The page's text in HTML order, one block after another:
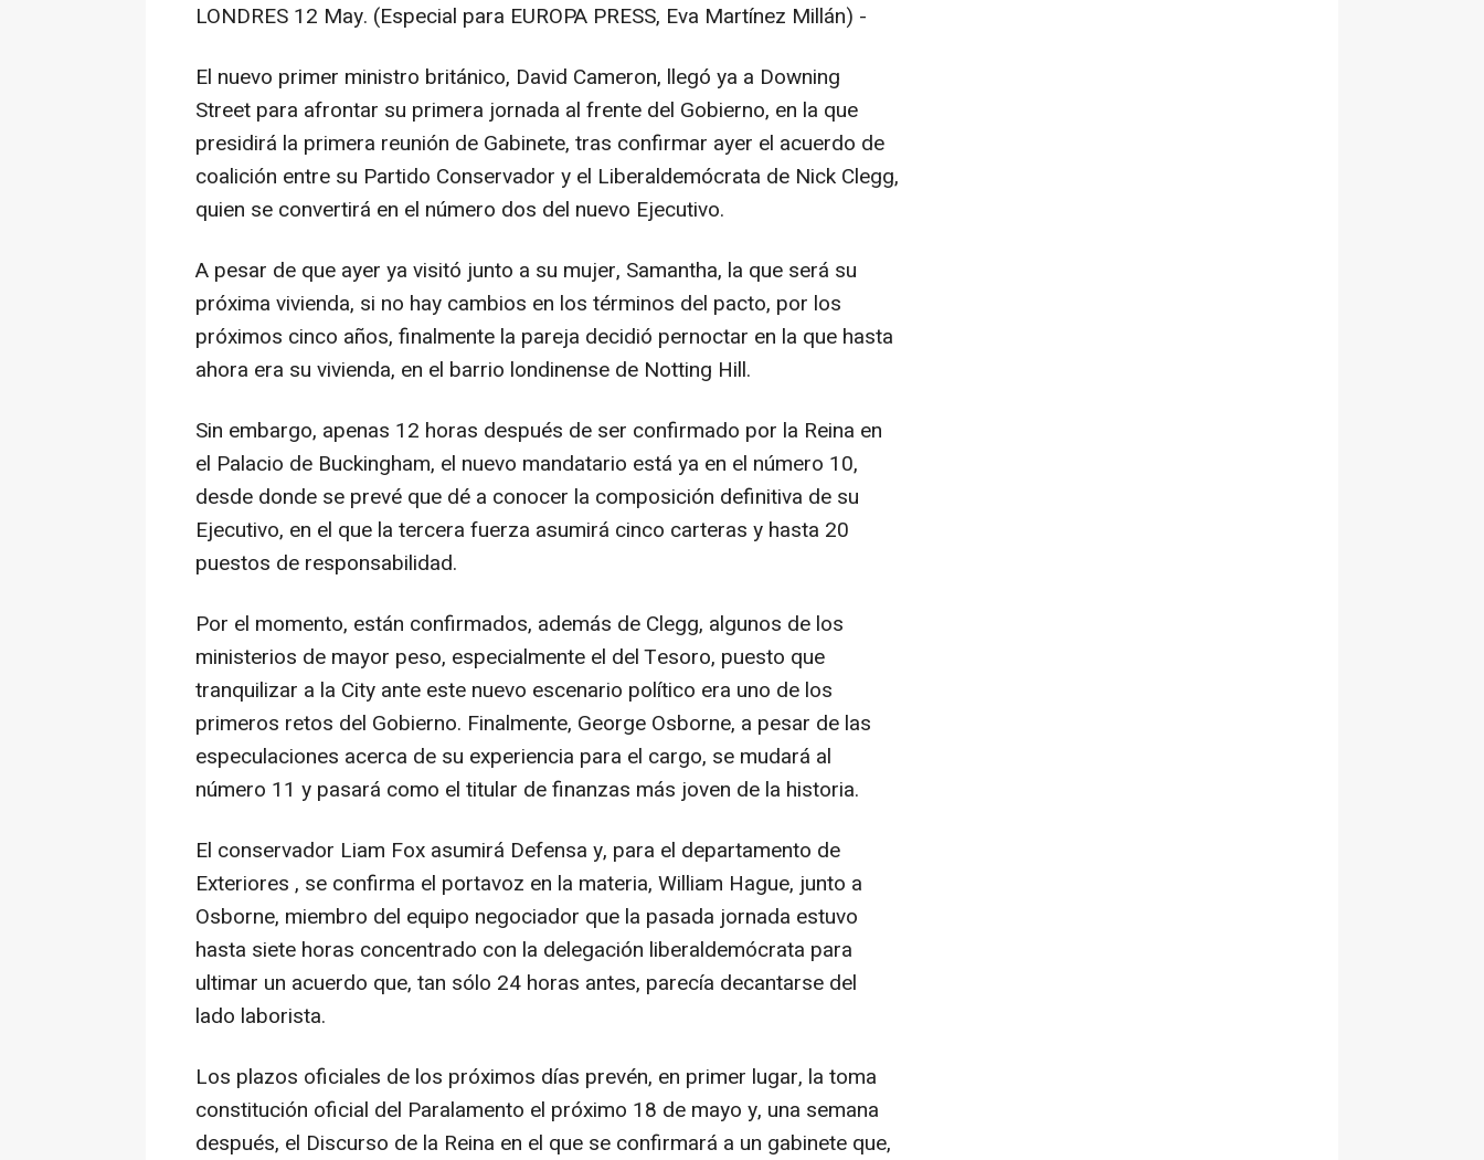
LONDRES 12 May. (Especial para EUROPA PRESS, Eva Martínez Millán) -
El nuevo primer ministro británico, David Cameron, llegó ya a Downing
Street para afrontar su primera jornada al frente del Gobierno, en la que
presidirá la primera reunión de Gabinete, tras confirmar ayer el acuerdo de
coalición entre su Partido Conservador y el Liberaldemócrata de Nick Clegg,
quien se convertirá en el número dos del nuevo Ejecutivo.
A pesar de que ayer ya visitó junto a su mujer, Samantha, la que será su
próxima vivienda, si no hay cambios en los términos del pacto, por los
próximos cinco años, finalmente la pareja decidió pernoctar en la que hasta
ahora era su vivienda, en el barrio londinense de Notting Hill.
Sin embargo, apenas 12 horas después de ser confirmado por la Reina en
el Palacio de Buckingham, el nuevo mandatario está ya en el número 10,
desde donde se prevé que dé a conocer la composición definitiva de su
Ejecutivo, en el que la tercera fuerza asumirá cinco carteras y hasta 20
puestos de responsabilidad.
Por el momento, están confirmados, además de Clegg, algunos de los
ministerios de mayor peso, especialmente el del Tesoro, puesto que
tranquilizar a la City ante este nuevo escenario político era uno de los
primeros retos del Gobierno. Finalmente, George Osborne, a pesar de las
especulaciones acerca de su experiencia para el cargo, se mudará al
número 11 y pasará como el titular de finanzas más joven de la historia.
El conservador Liam Fox asumirá Defensa y, para el departamento de
Exteriores , se confirma el portavoz en la materia, William Hague, junto a
Osborne, miembro del equipo negociador que la pasada jornada estuvo
hasta siete horas concentrado con la delegación liberaldemócrata para
ultimar un acuerdo que, tan sólo 24 horas antes, parecía decantarse del
lado laborista.
Los plazos oficiales de los próximos días prevén, en primer lugar, la toma
constitución oficial del Paralamento el próximo 18 de mayo y, una semana
después, el Discurso de la Reina en el que se confirmará a un gabinete que,